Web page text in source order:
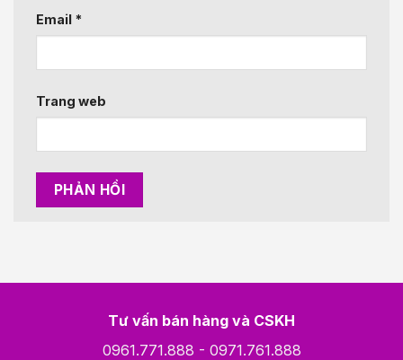
Email *
Trang web
Tư vấn bán hàng và CSKH
0961.771.888 - 0971.761.888